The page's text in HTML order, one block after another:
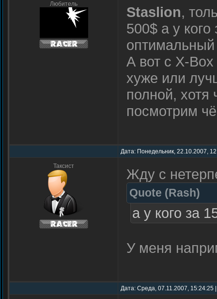
Любитель Staslion,
500$ а у
А вот с X-
хуже или
полной,
посмотрим
Дата: Понедельник, 22.10.2007,
Таксист Жду с
Quote (Rash)
а у кого за
У меня
Дата: Среда, 07.11.2007,